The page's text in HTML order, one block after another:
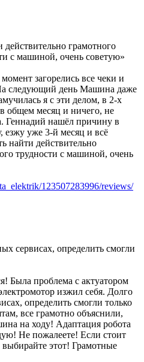
действительно грамотного
с машиной, очень советую»
загорелись все чеки и
следующий день Машина даже
я с эти делом, в 2-х
общем месяц и ничего, не
Геннадий нашёл причину в
езжу уже 3-й месяц и всё
найти действительно
трудности с машиной, очень
123507283996/reviews/
сервисах, определить смогли
Была проблема с актуатором
изжил себя. Долго
определить смогли только
все грамотно объяснили,
на ходу! Адаптация робота
Не пожалеете! Если стоит
этот! Грамотные